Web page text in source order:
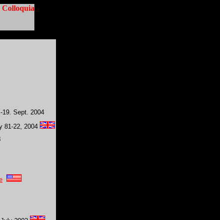
Colloquia
19. Sept. 2004
81-22, 2004